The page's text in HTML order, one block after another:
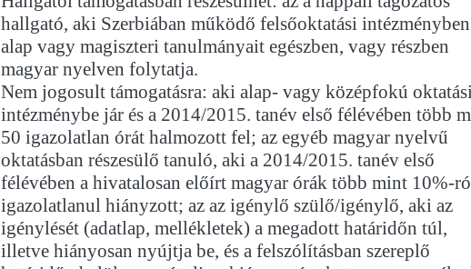
hallgató, aki Szerbiában működő felsőoktatási intézményben
alap vagy magiszteri tanulmányait egészben, vagy részben
magyar nyelven folytatja.
Nem jogosult támogatásra: aki alap- vagy középfokú oktatási
intézménybe jár és a 2014/2015. tanév első félévében több
50 igazolatlan órát halmozott fel; az egyéb magyar nyelvű
oktatásban részesülő tanuló, aki a 2014/2015. tanév első
félévében a hivatalosan előírt magyar órák több mint 10%-
igazolatlanul hiányzott; az az igénylő szülő/igénylő, aki az
igénylését (adatlap, mellékletek) a megadott határidőn túl,
illetve hiányosan nyújtja be, és a felszólításban szereplő